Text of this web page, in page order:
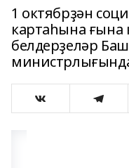
1 октябрҙән
картаһына ғына
белдерҙеләр